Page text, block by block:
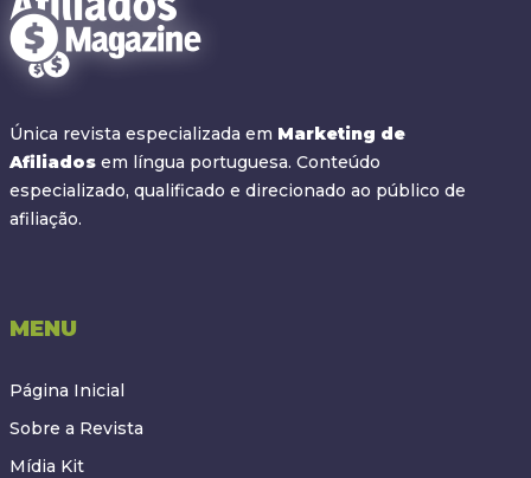
Única revista especializada em Marketing de
Afiliados em língua portuguesa. Conteúdo
especializado, qualificado e direcionado ao público de
afiliação.
MENU
Página Inicial
Sobre a Revista
Mídia Kit